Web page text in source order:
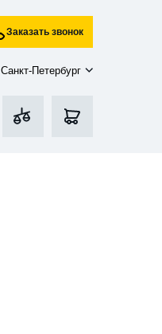
Заказать звонок
Санкт-Петербург